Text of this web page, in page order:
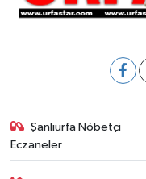
Şanlıurfa Nöbetçi
Eczaneler